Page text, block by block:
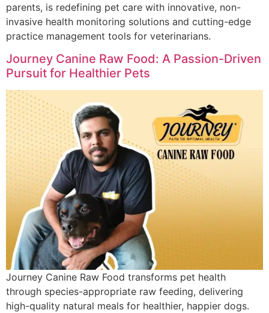
parents, is redefining pet care with innovative, non-
invasive health monitoring solutions and cutting-edge
practice management tools for veterinarians.
Journey Canine Raw Food: A Passion-Driven
Pursuit for Healthier Pets
Journey Canine Raw Food transforms pet health
through species-appropriate raw feeding, delivering
high-quality natural meals for healthier, happier dogs.